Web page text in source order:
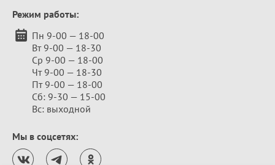
Режим работы:
Пн 9-00 — 18-00
Вт 9-00 — 18-30
Ср 9-00 — 18-00
Чт 9-00 — 18-30
Пт 9-00 — 18-00
Сб: 9-30 — 15-00
Вс: выходной
Мы в соцсетях: